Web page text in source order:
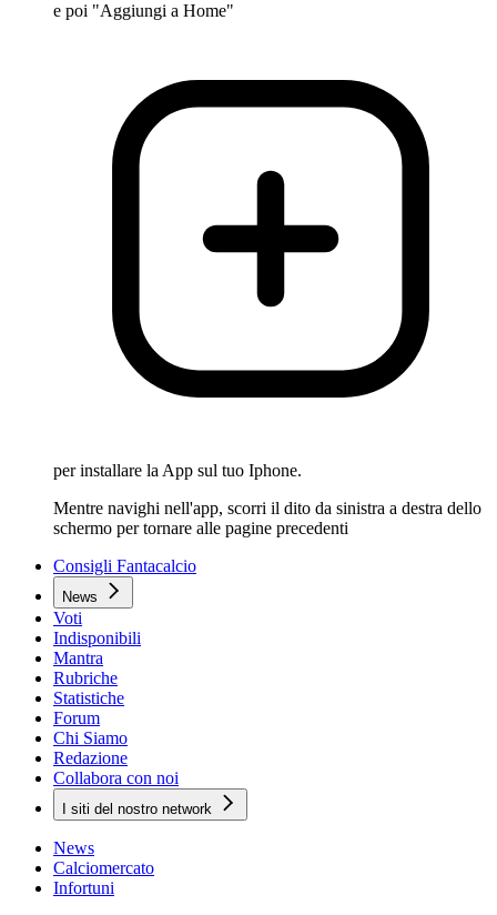
e poi "Aggiungi a Home"
per installare la App sul tuo Iphone.
Mentre navighi nell'app, scorri il dito da sinistra a destra dello
schermo per tornare alle pagine precedenti
Consigli Fantacalcio
News
Voti
Indisponibili
Mantra
Rubriche
Statistiche
Forum
Chi Siamo
Redazione
Collabora con noi
I siti del nostro network
News
Calciomercato
Infortuni